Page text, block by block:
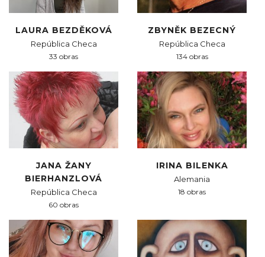
LAURA BEZDĚKOVÁ
República Checa
33 obras
ZBYNĚK BEZECNÝ
República Checa
134 obras
JANA ŽANY
BIERHANZLOVÁ
República Checa
60 obras
IRINA BILENKA
Alemania
18 obras